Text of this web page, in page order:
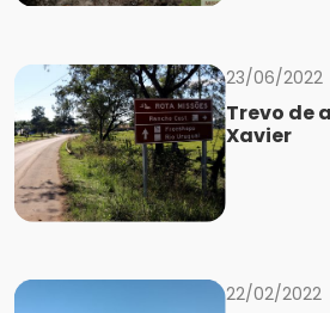
23/06/2022
Trevo de
Xavier
22/02/2022